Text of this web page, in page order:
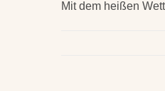
Mit dem heißen